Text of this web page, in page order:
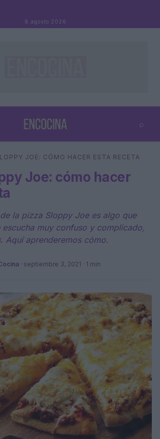
8 agosto 2026
⌕
⌕
JOE: CÓMO HACER ESTA RECETA
Joe: cómo hacer
la pizza Sloppy Joe es algo que
escucha muy confuso y complicado,
Aquí aprenderemos cómo.
· septiembre 3, 2021 · 1 min